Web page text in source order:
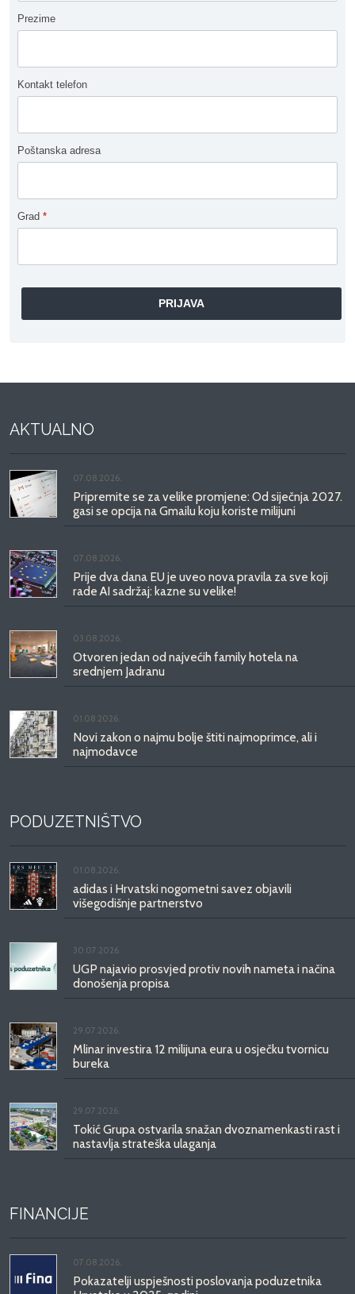
Prezime
Kontakt telefon
Poštanska adresa
Grad *
AKTUALNO
07.08.2026.
Pripremite se za velike promjene: Od siječnja 2027.
gasi se opcija na Gmailu koju koriste milijuni
07.08.2026.
Prije dva dana EU je uveo nova pravila za sve koji
rade AI sadržaj: kazne su velike!
03.08.2026.
Otvoren jedan od najvećih family hotela na
srednjem Jadranu
01.08.2026.
Novi zakon o najmu bolje štiti najmoprimce, ali i
najmodavce
PODUZETNIŠTVO
01.08.2026.
adidas i Hrvatski nogometni savez objavili
višegodišnje partnerstvo
30.07.2026.
UGP najavio prosvjed protiv novih nameta i načina
donošenja propisa
29.07.2026.
Mlinar investira 12 milijuna eura u osječku tvornicu
bureka
29.07.2026.
Tokić Grupa ostvarila snažan dvoznamenkasti rast i
nastavlja strateška ulaganja
FINANCIJE
07.08.2026.
Pokazatelji uspješnosti poslovanja poduzetnika